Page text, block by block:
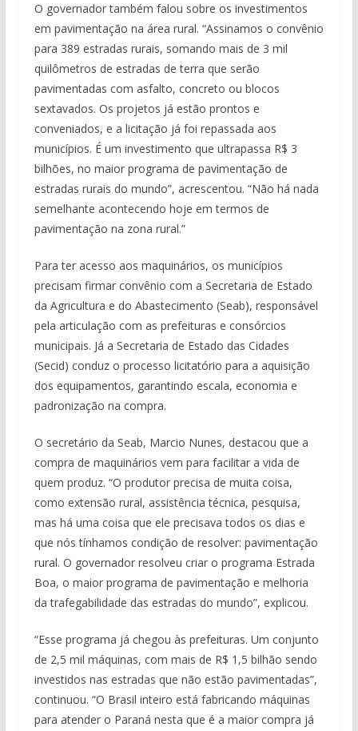
O governador também falou sobre os investimentos
em pavimentação na área rural. “Assinamos o convênio
para 389 estradas rurais, somando mais de 3 mil
quilômetros de estradas de terra que serão
pavimentadas com asfalto, concreto ou blocos
sextavados. Os projetos já estão prontos e
conveniados, e a licitação já foi repassada aos
municípios. É um investimento que ultrapassa R$ 3
bilhões, no maior programa de pavimentação de
estradas rurais do mundo”, acrescentou. “Não há nada
semelhante acontecendo hoje em termos de
pavimentação na zona rural.”
Para ter acesso aos maquinários, os municípios
precisam firmar convênio com a Secretaria de Estado
da Agricultura e do Abastecimento (Seab), responsável
pela articulação com as prefeituras e consórcios
municipais. Já a Secretaria de Estado das Cidades
(Secid) conduz o processo licitatório para a aquisição
dos equipamentos, garantindo escala, economia e
padronização na compra.
O secretário da Seab, Marcio Nunes, destacou que a
compra de maquinários vem para facilitar a vida de
quem produz. “O produtor precisa de muita coisa,
como extensão rural, assistência técnica, pesquisa,
mas há uma coisa que ele precisava todos os dias e
que nós tínhamos condição de resolver: pavimentação
rural. O governador resolveu criar o programa Estrada
Boa, o maior programa de pavimentação e melhoria
da trafegabilidade das estradas do mundo”, explicou.
“Esse programa já chegou às prefeituras. Um conjunto
de 2,5 mil máquinas, com mais de R$ 1,5 bilhão sendo
investidos nas estradas que não estão pavimentadas”,
continuou. “O Brasil inteiro está fabricando máquinas
para atender o Paraná nesta que é a maior compra já